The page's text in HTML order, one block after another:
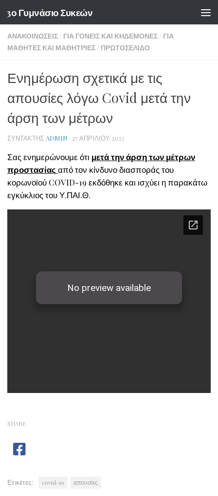
Skip to content
3ο Γυμνάσιο Συκεών
ΑΝΑΚΟΙΝΏΣΕΙΣ/ ΓΙΑ ΓΟΝΕΊΣ ΚΑΙ ΚΗΔΕΜΌΝΕΣ/ ΓΙΑ
ΜΑΘΗΤΈΣ ΚΑΙ ΜΑΘΉΤΡΙΕΣ/ ΠΡΩΤΟΣΈΛΙΔΟ
Ενημέρωση σχετικά με τις
απουσίες λόγω Covid μετά την
άρση των μέτρων
ΣΥΝΤΆΚΤΗΣ ADMIN · 27 ΑΠΡΙΛΊΟΥ 2023
Σας ενημερώνουμε ότι μετά την άρση των μέτρων
προστασίας από τον κίνδυνο διασποράς του
κορωνοϊού COVID-19 εκδόθηκε και ισχύει η παρακάτω
εγκύκλιος του Υ.ΠΑΙ.Θ.
SHARE
Ετικέτες: covid-19 απουσίες